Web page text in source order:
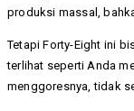
produksi massal,
Tetapi Forty-Eight ini
terlihat seperti Anda
menggoresnya, tidak